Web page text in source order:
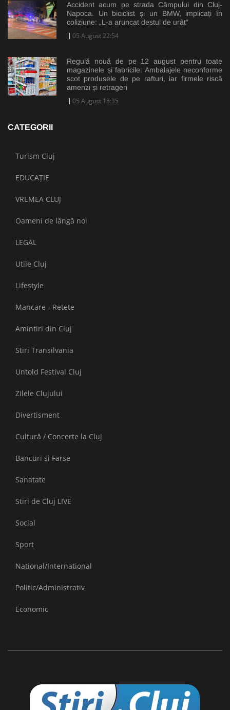
Accident acum pe strada Câmpului din Cluj-
Napoca. Un biciclist și un BMW, implicați în
coliziune: „L-a aruncat destul de urât”
05 August 22:54
Regulă nouă de pe 12 august pentru toate
magazinele și fabricile: Ambalajele neconforme
scot produsele de pe rafturi, iar firmele riscă
amenzi și retrageri
05 August 18:35
CATEGORII
Turism Cluj
EDUCAȚIE
VREMEA CLUJ
Oameni de lângă noi
LEGAL
Utile Cluj
Lifestyle
Mancare - Retete
Amintiri din Cluj
Stiri Transilvania
Untold Festival Cluj
Zilele Clujului
Divertisment
Cultură / Concerte la Cluj
Bancuri și Farse
Sanatate
Stiri de Cluj LIVE
Social
Sport
National/International
Politic/Administrativ
Economic